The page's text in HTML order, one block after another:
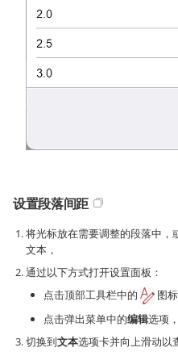
设置段落间距
将光标放在需要调整的段落中
文本，
通过以下方式打开设置面板：
点击顶部工具栏中的
图
点击弹出菜单中的编辑选项，
切换到文本选项卡并向上滑动以